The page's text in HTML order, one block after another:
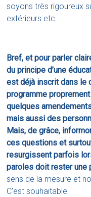
soyons très rigoureux
extérieurs etc….
Bref, et pour parler
du principe d’une
est déjà inscrit dans le
programme
quelques
mais aussi des
Mais, de grâce,
ces questions et
resurgissent parfois
paroles doit rester une
sens de la mesure et
C’est souhaitable.